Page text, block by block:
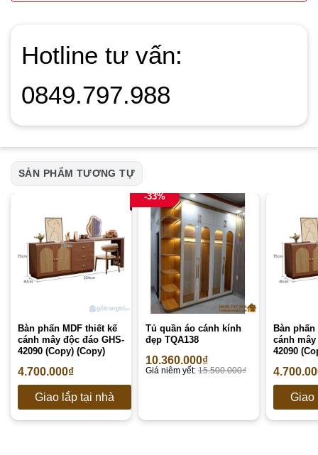
Hotline tư vấn:
0849.797.988
SẢN PHẨM TƯƠNG TỰ
Bàn phấn MDF thiết kế
cánh mây độc đáo GHS-
42090 (Copy) (Copy)
4.700.000₫
Giao lắp tại nhà
-33%
Tủ quần áo cánh kính
đẹp TQA138
10.360.000₫
Giá niêm yết: 15.500.000₫
Bàn phấn
cánh mây
42090
Giao